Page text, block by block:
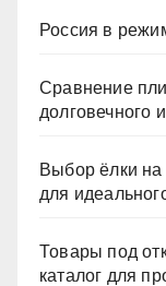
Россия в
Сравнение
долговечного
Выбор ёлки
для
Товары под
каталог для